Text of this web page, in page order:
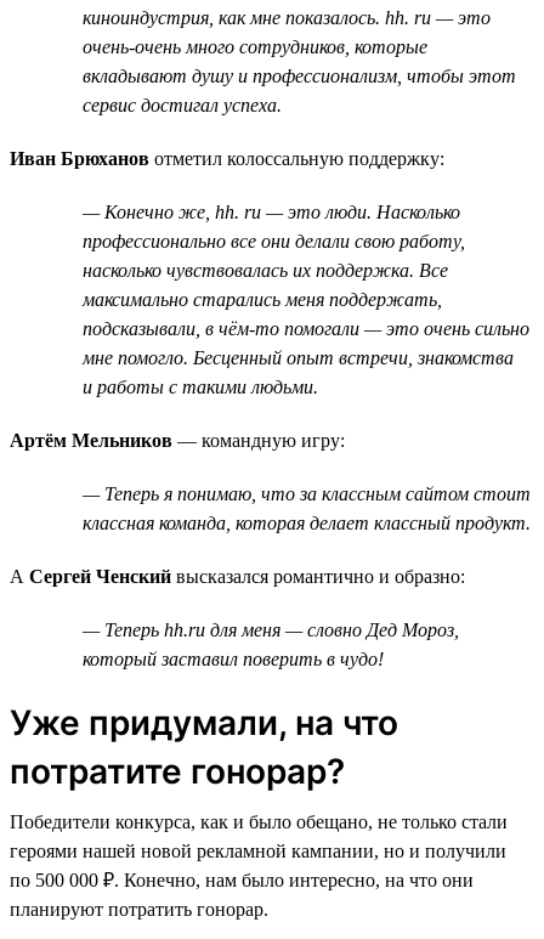
киноиндустрия, как мне показалось. hh. ru — это
очень-очень много сотрудников, которые
вкладывают душу и профессионализм, чтобы этот
сервис достигал успеха.
Иван Брюханов отметил колоссальную поддержку:
— Конечно же, hh. ru — это люди. Насколько
профессионально все они делали свою работу,
насколько чувствовалась их поддержка. Все
максимально старались меня поддержать,
подсказывали, в чём-то помогали — это очень сильно
мне помогло. Бесценный опыт встречи, знакомства
и работы с такими людьми.
Артём Мельников — командную игру:
— Теперь я понимаю, что за классным сайтом стоит
классная команда, которая делает классный продукт.
А Сергей Ченский высказался романтично и образно:
— Теперь hh.ru для меня — словно Дед Мороз,
который заставил поверить в чудо!
Уже придумали, на что
потратите гонорар?
Победители конкурса, как и было обещано, не только стали
героями нашей новой рекламной кампании, но и получили
по 500 000 ₽. Конечно, нам было интересно, на что они
планируют потратить гонорар.